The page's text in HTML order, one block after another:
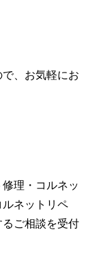
、お気軽にお
理・コルネッ
ルネットリペ
ご相談を受付